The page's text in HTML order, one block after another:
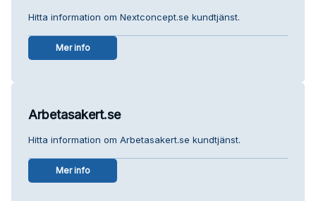
Hitta information om Nextconcept.se kundtjänst.
Mer info
Arbetasakert.se
Hitta information om Arbetasakert.se kundtjänst.
Mer info